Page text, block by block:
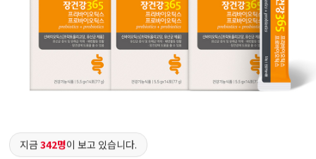
지금342명이 보고 있습니다.